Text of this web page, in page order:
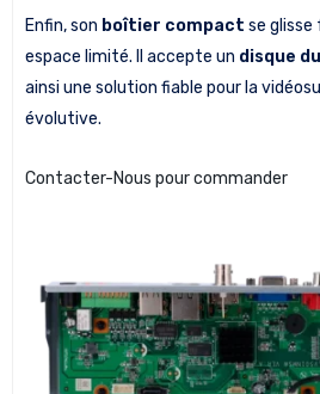
Enfin, son boîtier compact se
espace limité. Il accepte un disque
ainsi une solution fiable pour la
évolutive.
Contacter-Nous pour commander